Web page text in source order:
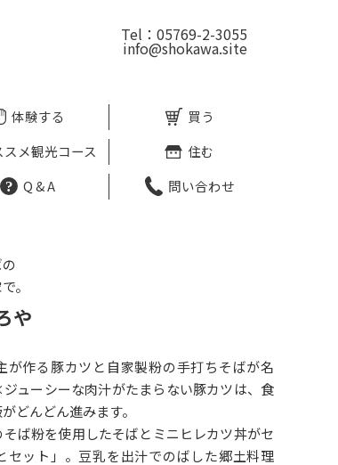
Tel：05769-2-3055
info@shokawa.site
体験する
買う
スメ観光コース
住む
Q&A 問い合わせ
。
や
が作る豚カツと自家製粉の手打ちそばが名
ューシーな肉汁がたまらない豚カツは、食
どんどん進みます。
ば粉を使用したそばとミニヒレカツ丼がセ
セット」。豆乳を出汁でのばした郷土料理